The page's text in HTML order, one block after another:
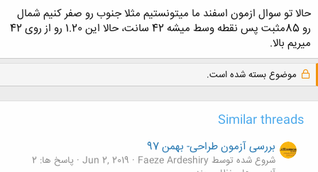
حالا تو سوال ازمون اسفند ما میتونستیم مثلا جنوب رو صفر کنیم شمال
رو 85مثبت پس نقطه وسط میشه 42 سانت، حالا این 1.20 رو از روی 42
میریم بالا.
موضوع بسته شده است.
Similar threads
بررسی آزمون طراحی- بهمن 97
شروع شده توسط Faeze Ardeshiry Jun 2, 2019 پاسخ ها: 2